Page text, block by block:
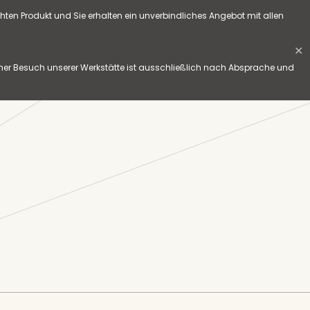
Produkt und Sie erhalten ein unverbindliches Angebot mit allen
Besuch unserer Werkstätte ist ausschließlich nach Absprache und
✕